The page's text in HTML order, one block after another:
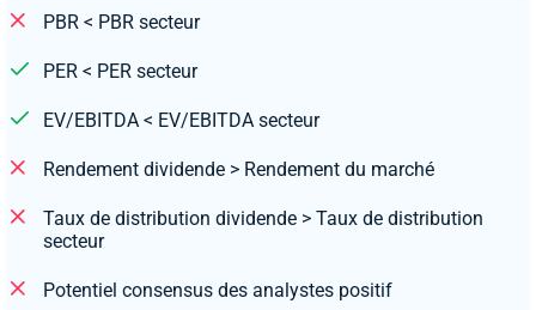
PBR < PBR secteur
PER < PER secteur
EV/EBITDA < EV/EBITDA secteur
Rendement dividende > Rendement du marché
Taux de distribution dividende > Taux de distribution
secteur
Potentiel consensus des analystes positif